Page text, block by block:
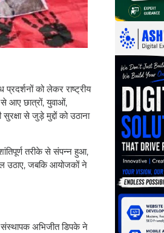
प्रदर्शनों को लेकर राष्ट्रीय
आए छात्रों, युवाओं,
से जुड़े मुद्दों को उठाना
तरीके से संपन्न हुआ,
उठाए, जबकि आयोजकों ने
अभिजीत डिपके ने